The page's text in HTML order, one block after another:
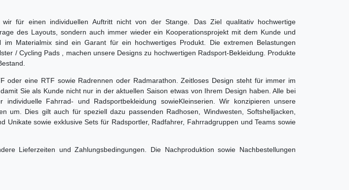
für einen individuellen Auftritt nicht von der Stange. Das Ziel qualitativ hochwertige
des Layouts, sondern auch immer wieder ein Kooperationsprojekt mit dem Kunde und
Materialmix sind ein Garant für ein hochwertiges Produkt. Die extremen Belastungen
/ Cycling Pads , machen unsere Designs zu hochwertigen Radsport-Bekleidung. Produkte
oder eine RTF sowie Radrennen oder Radmarathon. Zeitloses Design steht für immer im
Sie als Kunde nicht nur in der aktuellen Saison etwas von Ihrem Design haben. Alle bei
Fahrrad- und Radsportbekleidung sowieKleinserien. Wir konzipieren unsere
Dies gilt auch für speziell dazu passenden Radhosen, Windwesten, Softshelljacken,
sowie exklusive Sets für Radsportler, Radfahrer, Fahrradgruppen und Teams sowie
Lieferzeiten und Zahlungsbedingungen. Die Nachproduktion sowie Nachbestellungen